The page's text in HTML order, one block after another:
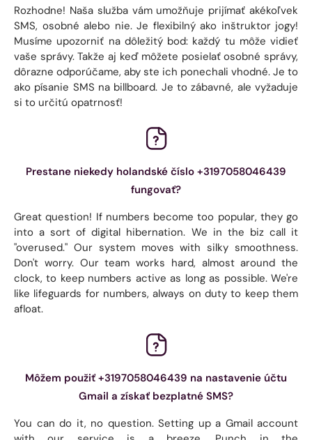
Rozhodne! Naša služba vám umožňuje prijímať akékoľvek
SMS, osobné alebo nie. Je flexibilný ako inštruktor jogy!
Musíme upozorniť na dôležitý bod: každý tu môže vidieť
vaše správy. Takže aj keď môžete posielať osobné správy,
dôrazne odporúčame, aby ste ich ponechali vhodné. Je to
ako písanie SMS na billboard. Je to zábavné, ale vyžaduje
si to určitú opatrnosť!
Prestane niekedy holandské číslo +3197058046439
fungovať?
Great question! If numbers become too popular, they go
into a sort of digital hibernation. We in the biz call it
"overused." Our system moves with silky smoothness.
Don't worry. Our team works hard, almost around the
clock, to keep numbers active as long as possible. We're
like lifeguards for numbers, always on duty to keep them
afloat.
Môžem použiť +3197058046439 na nastavenie účtu
Gmail a získať bezplatné SMS?
You can do it, no question. Setting up a Gmail account